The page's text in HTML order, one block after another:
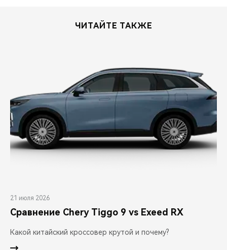
ЧИТАЙТЕ ТАКЖЕ
21 июля 2026
Сравнение Chery Tiggo 9 vs Exeed RX
Какой китайский кроссовер крутой и почему?